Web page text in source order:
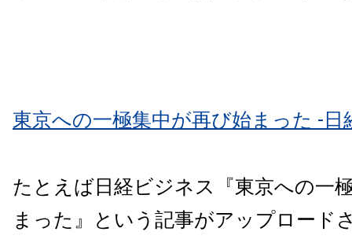
東京への一極集中が再び始まった -日
たとえば日経ビジネス『東京への一
まった』という記事がアップロード